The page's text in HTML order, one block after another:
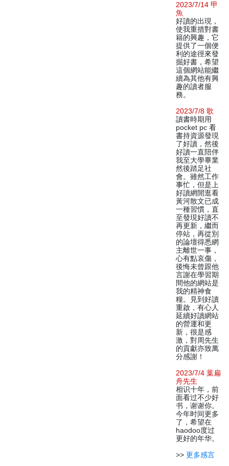
2023/7/14 甲
魚
好讀的出現，
使我重措對書
籍的興趣，它
提供了一個便
利的途徑來發
掘好書，希望
這個網站能繼
續為其他有興
趣的讀者服
務。
2023/7/8 歌
讀書時期用
pocket pc 看
書持資源發現
了好讀，然後
好讀一直陪伴
我至大學畢業
然後踏足社
會。雖然工作
事忙，但是上
好讀網閒逛看
黃河散文已成
一種習慣，直
至發現好讀不
再更新，繼而
停站，再從別
的論壇得悉網
主離世一事，
心有點哀傷，
後悔未曾跟他
言謝在學習期
間他的網站是
我的精神食
糧。見到好讀
重啟，有心人
延續好讀網站
的營運和更
新，很是感
激，對周先生
的貢獻亦致萬
分感謝！
2023/7/4 葉扁
舟先生
相识十年，前
面看过不少好
书，谢谢你。
今年时间更多
了，希望在
haodoo度过
更好的年华。
>> 更多感言